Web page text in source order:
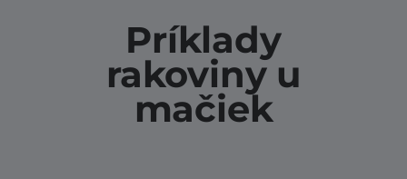
Príklady
rakoviny u
mačiek